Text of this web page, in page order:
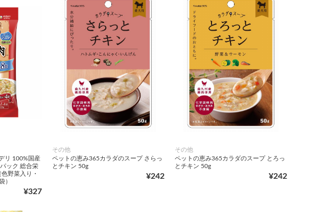
リ 100%国産
ック 総合栄
野菜入り・
）
¥327
その他
ペットの恵み365カラダのスープ さらっ
とチキン 50g
¥242
その他
ペットの恵み365カラダのスープ とろっ
とチキン 50g
¥242